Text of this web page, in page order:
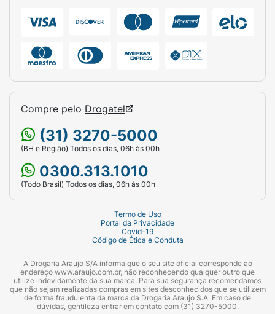
Compre pelo Drogatel
(31) 3270-5000
(BH e Região) Todos os dias, 06h às 00h
0300.313.1010
(Todo Brasil) Todos os dias, 06h às 00h
Termo de Uso
Portal da Privacidade
Covid-19
Código de Ética e Conduta
A Drogaria Araujo S/A informa que o seu site oficial corresponde ao
endereço www.araujo.com.br, não reconhecendo qualquer outro que
utilize indevidamente da sua marca. Para sua segurança recomendamos
que não sejam realizadas compras em sites desconhecidos que se utilizem
de forma fraudulenta da marca da Drogaria Araujo S.A. Em caso de
dúvidas, gentileza entrar em contato com (31) 3270-5000.